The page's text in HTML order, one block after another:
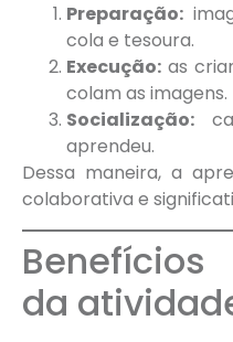
Preparação:
cola e tesoura.
Execução: as
colam as imagens.
Socialização:
aprendeu.
Dessa maneira, a
colaborativa e
da